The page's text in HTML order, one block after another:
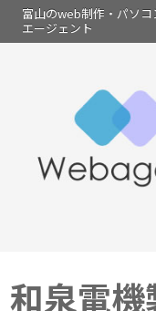
富山のweb制作・パソコ
エージェント
和泉電